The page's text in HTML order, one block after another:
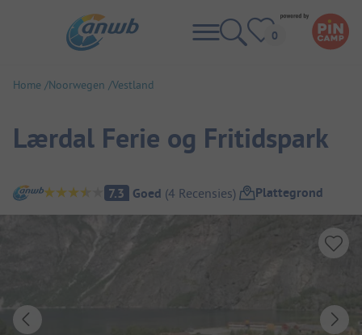
Home Noorwegen Vestland
Lærdal Ferie og Fritidspark
Camping overzicht
7.3 Goed (4 Recensies) Plattegrond